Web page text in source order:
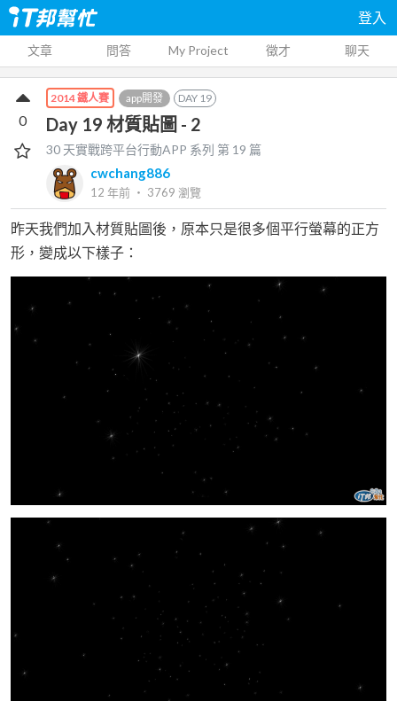
登入
文章 問答 My Project 徵才 聊天
2014 鐵人賽 app開發 DAY 19
Day 19 材質貼圖 - 2
30 天實戰跨平台行動APP 系列 第 19 篇
cwchang886
12 年前 ‧ 3769 瀏覽
0
昨天我們加入材質貼圖後，原本只是很多個平行螢幕的正方
形，變成以下樣子：